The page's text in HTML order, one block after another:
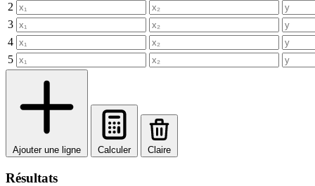
2
3
4
5
Ajouter une ligne Calculer Claire
Résultats